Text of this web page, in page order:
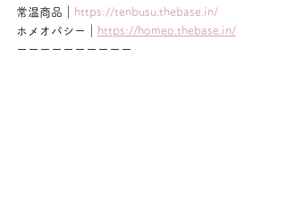
常温商品｜
https://tenbusu.thebase.in/
ホメオパシー｜
https://homeo.thebase.in/
ーーーーーーーーーー